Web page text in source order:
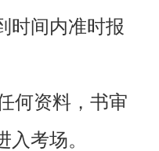
时间内准时报
何资料，书审
考场。